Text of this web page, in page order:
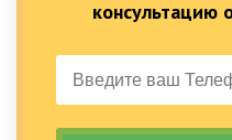
консультацию